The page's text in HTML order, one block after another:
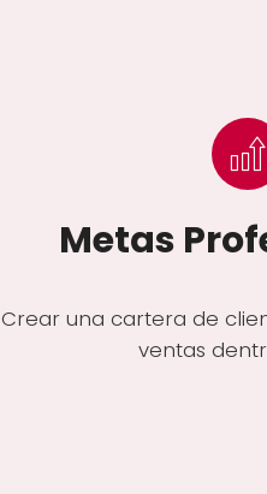
Metas
Crear una cartera de
ventas